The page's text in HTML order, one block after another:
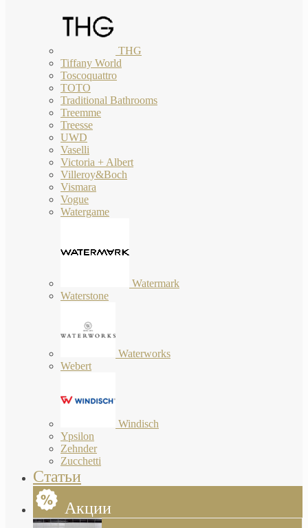
THG
Tiffany World
Toscoquattro
TOTO
Traditional Bathrooms
Treemme
Treesse
UWD
Vaselli
Victoria + Albert
Villeroy&Boch
Vismara
Vogue
Watergame
Watermark
Waterstone
Waterworks
Webert
Windisch
Ypsilon
Zehnder
Zucchetti
Статьи
Акции